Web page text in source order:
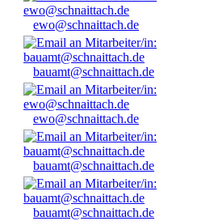
ewo@schnaittach.de
bauamt@schnaittach.de
ewo@schnaittach.de
bauamt@schnaittach.de
bauamt@schnaittach.de